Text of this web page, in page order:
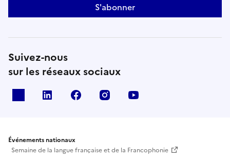
S'abonner
Suivez-nous
sur les réseaux sociaux
Linkedin Facebook Instagram
Événements nationaux
Semaine de la langue française et de la Francophonie